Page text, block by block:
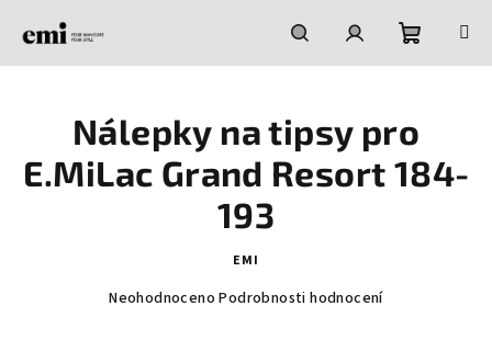
HledatPřihlášeníNákupní
košík
Nálepky na tipsy pro
E.MiLac Grand Resort 184-
193
EMI
Průměrné
Neohodnoceno Podrobnosti hodnocení